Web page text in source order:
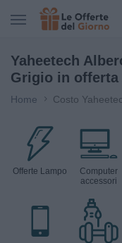
Yaheetech
Grigio in offerta
Home Costo
Offerte Lampo
Computer
accessori